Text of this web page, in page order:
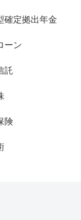
確定拠出年金
ーン
託
険